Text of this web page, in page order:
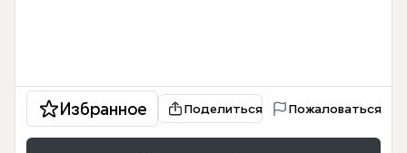
Избранное Поделиться Пожаловаться